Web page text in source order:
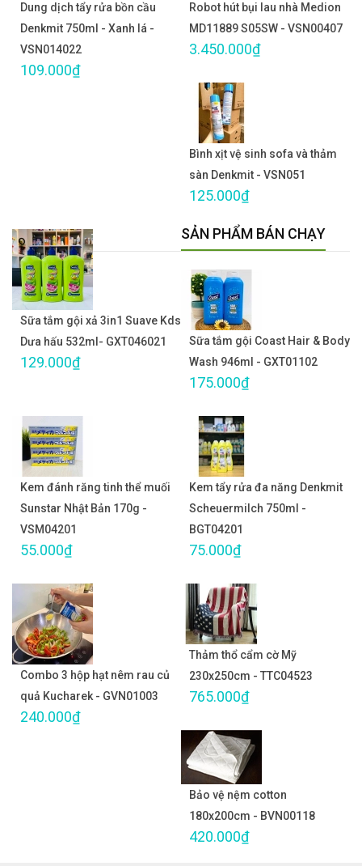
Dung dịch tẩy rửa bồn cầu
Denkmit 750ml - Xanh lá -
VSN014022
109.000₫
Robot hút bụi lau nhà Medion
MD11889 S05SW - VSN00407
3.450.000₫
Bình xịt vệ sinh sofa và thảm
sàn Denkmit - VSN051
125.000₫
Sữa tắm gội xả 3in1 Suave Kds
Dưa hấu 532ml- GXT046021
129.000₫
SẢN PHẨM BÁN CHẠY
Sữa tắm gội Coast Hair & Body
Wash 946ml - GXT01102
175.000₫
Kem đánh răng tinh thể muối
Sunstar Nhật Bản 170g -
VSM04201
55.000₫
Kem tẩy rửa đa năng Denkmit
Scheuermilch 750ml -
BGT04201
75.000₫
Combo 3 hộp hạt nêm rau củ
quả Kucharek - GVN01003
240.000₫
Thảm thổ cẩm cờ Mỹ
230x250cm - TTC04523
765.000₫
Bảo vệ nệm cotton
180x200cm - BVN00118
420.000₫